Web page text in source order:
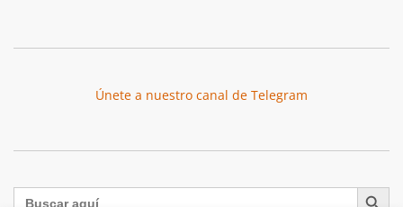
Únete a nuestro canal de Telegram
Buscar: Botón de